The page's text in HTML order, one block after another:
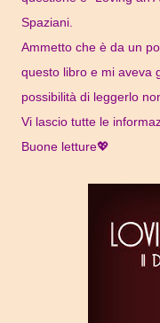
Spaziani.
Ammetto che è da un
questo libro e mi aveva
possibilità di leggerlo
Vi lascio tutte le
Buone letture💖